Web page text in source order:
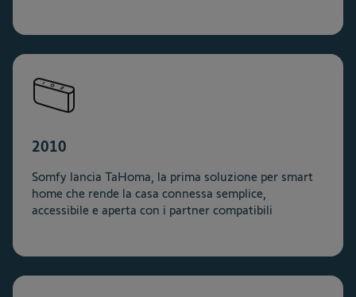
2010
Somfy lancia TaHoma, la prima soluzione per smart
home che rende la casa connessa semplice,
accessibile e aperta con i partner compatibili